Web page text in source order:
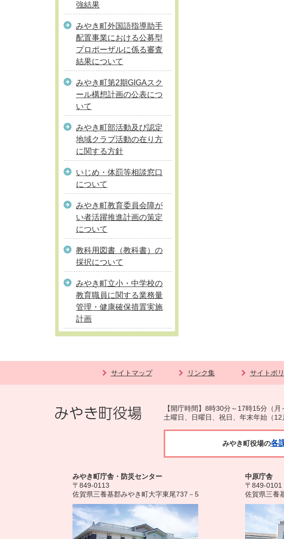
強結果
みやき町外国語指導助手
配置事業における公募型
プロポーザルに係る審査
結果について
みやき町第2期GIGAスク
ール構想計画の公表につ
いて
みやき町部活動及び認定
地域クラブ活動の在り方
に関する方針
いじめ・体罰等相談窓口
について
みやき町教育委員会障が
い者活躍推進計画の策定
について
教科用図書（教科書）の
採択について
みやき町立小・中学校の
教育職員に関する業務量
管理・健康確保措置実施
計画
サイトマップ リンク集 サイトポ
【開庁時間】8時30分～17時15分（
土曜日、日曜日、祝日、年末年始（12
みやき町役場の各
みやき町庁舎・防災センター
〒849-0113
佐賀県三養基郡みやき町大字東尾737－5
中原庁舎
〒849-0101
佐賀県三養